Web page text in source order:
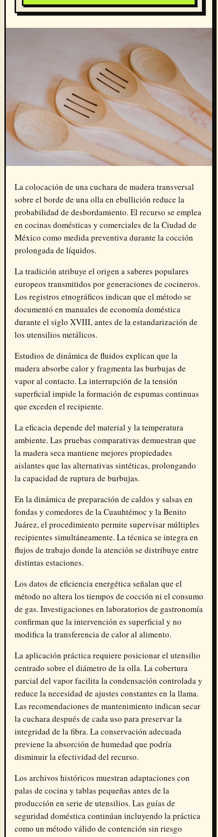
La colocación de una cuchara de madera transversal
sobre el borde de una olla en ebullición reduce la
probabilidad de desbordamiento. El recurso se emplea
en cocinas domésticas y comerciales de la Ciudad de
México como medida preventiva durante la cocción
prolongada de líquidos.
La tradición atribuye el origen a saberes populares
europeos transmitidos por generaciones de cocineros.
Los registros etnográficos indican que el método se
documentó en manuales de economía doméstica
durante el siglo XVIII, antes de la estandarización de
los utensilios metálicos.
Estudios de dinámica de fluidos explican que la
madera absorbe calor y fragmenta las burbujas de
vapor al contacto. La interrupción de la tensión
superficial impide la formación de espumas continuas
que exceden el recipiente.
La eficacia depende del material y la temperatura
ambiente. Las pruebas comparativas demuestran que
la madera seca mantiene mejores propiedades
aislantes que las alternativas sintéticas, prolongando
la capacidad de ruptura de burbujas.
En la dinámica de preparación de caldos y salsas en
fondas y comedores de la Cuauhtémoc y la Benito
Juárez, el procedimiento permite supervisar múltiples
recipientes simultáneamente. La técnica se integra en
flujos de trabajo donde la atención se distribuye entre
distintas estaciones.
Los datos de eficiencia energética señalan que el
método no altera los tiempos de cocción ni el consumo
de gas. Investigaciones en laboratorios de gastronomía
confirman que la intervención es superficial y no
modifica la transferencia de calor al alimento.
La aplicación práctica requiere posicionar el utensilio
centrado sobre el diámetro de la olla. La cobertura
parcial del vapor facilita la condensación controlada y
reduce la necesidad de ajustes constantes en la llama.
Las recomendaciones de mantenimiento indican secar
la cuchara después de cada uso para preservar la
integridad de la fibra. La conservación adecuada
previene la absorción de humedad que podría
disminuir la efectividad del recurso.
Los archivos históricos muestran adaptaciones con
palas de cocina y tablas pequeñas antes de la
producción en serie de utensilios. Las guías de
seguridad doméstica continúan incluyendo la práctica
como un método válido de contención sin riesgo